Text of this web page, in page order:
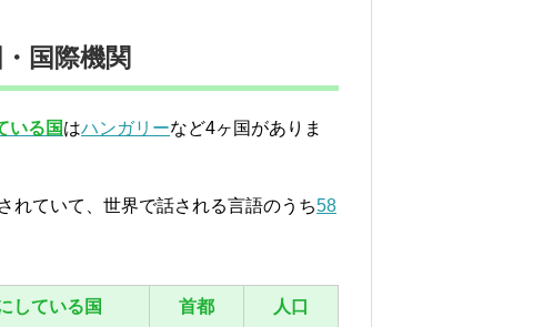
国際機関
いる国はハンガリーなど4ヶ国がありま
れていて、世界で話される言語のうち58
している国 首都 人口